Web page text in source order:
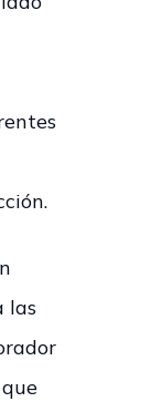
las